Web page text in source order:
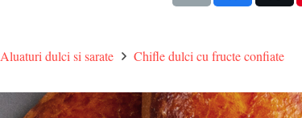
Aluaturi dulci si sarate Chifle dulci cu fructe confiate